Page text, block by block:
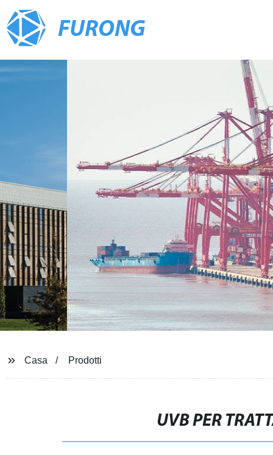
FURONG
Casa Prodotti
UVB PER